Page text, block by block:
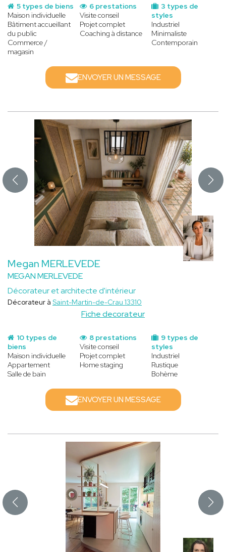
5 types de biens
Maison individuelle
Bâtiment accueillant
du public
Commerce /
magasin
3 types de
styles
Industriel
Minimaliste
Contemporain
6 prestations
Visite conseil
Projet complet
Coaching à distance
ENVOYER UN MESSAGE
Megan MERLEVEDE
MEGAN MERLEVEDE
Décorateur et architecte d'intérieur
Fiche decorateur
Décorateur à Saint-Martin-de-Crau 13310
10 types de
biens
Maison individuelle
Appartement
Salle de bain
9 types de
styles
Industriel
Rustique
Bohème
8 prestations
Visite conseil
Projet complet
Home staging
ENVOYER UN MESSAGE